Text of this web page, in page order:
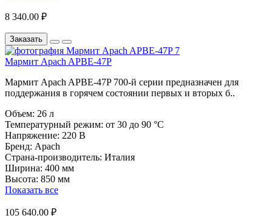
8 340.00 ₽
Заказать
Мармит Apach APBE-47P
Мармит Apach APBE-47P 700-й серии предназначен для
поддержания в горячем состоянии первых и вторых б..
Объем: 26 л
Температурный режим: от 30 до 90 °C
Напряжение: 220 В
Бренд: Apach
Страна-производитель: Италия
Ширина: 400 мм
Высота: 850 мм
Показать все
105 640.00 ₽